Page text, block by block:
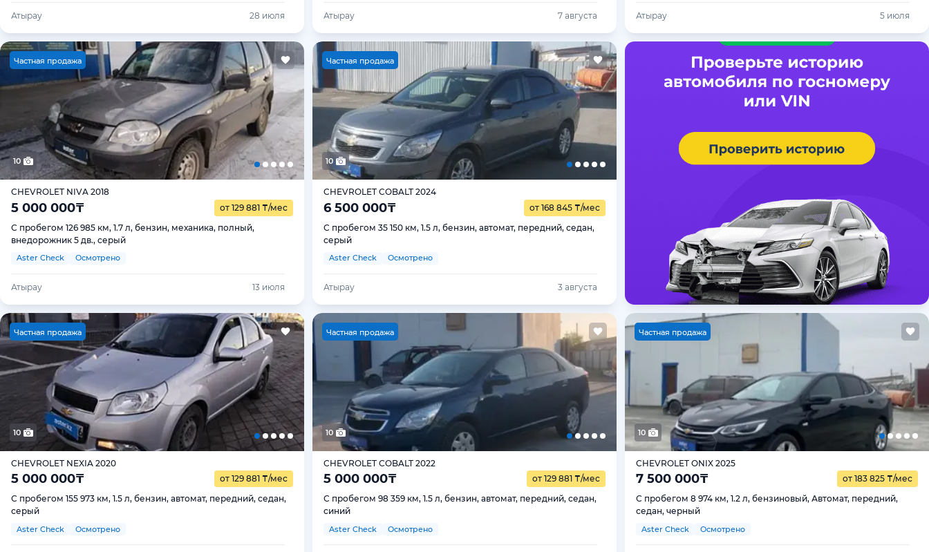
Атырау 28 июля Атырау 7 августа Атырау 5 июля
Частная продажа
10
CHEVROLET NIVA 2018
5 000 000₸ от 129 881 ₸/мес
С пробегом 126 985 км, 1.7 л, бензин, механика, полный,
внедорожник 5 дв., серый
Aster Check Осмотрено
Атырау 13 июля
Частная продажа
10
CHEVROLET COBALT 2024
6 500 000₸ от 168 845 ₸/мес
С пробегом 35 150 км, 1.5 л, бензин, автомат, передний, седан,
серый
Aster Check Осмотрено
Атырау 3 августа
Частная продажа
10
CHEVROLET NEXIA 2020
5 000 000₸ от 129 881 ₸/мес
С пробегом 155 973 км, 1.5 л, бензин, автомат, передний, седан,
серый
Aster Check Осмотрено
Частная продажа
10
CHEVROLET COBALT 2022
5 000 000₸ от 129 881 ₸/мес
С пробегом 98 359 км, 1.5 л, бензин, автомат, передний, седан,
синий
Aster Check Осмотрено
Частная продажа
10
CHEVROLET ONIX 2025
7 500 000₸ от 183 825 ₸/мес
С пробегом 8 974 км, 1.2 л, бензиновый, Автомат, передний,
седан, черный
Aster Check Осмотрено